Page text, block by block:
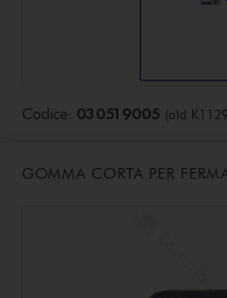
Codice: 030519005 (old
GOMMA CORTA PER